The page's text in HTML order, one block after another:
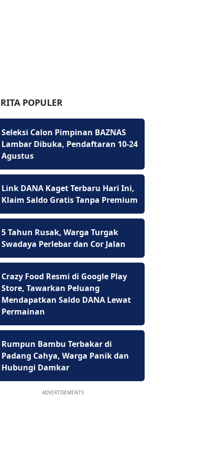
POPULER
Seleksi Calon Pimpinan BAZNAS
Lambar Dibuka, Pendaftaran 10-24
Agustus
Link DANA Kaget Terbaru Hari Ini,
Klaim Saldo Gratis Tanpa Premium
5 Tahun Rusak, Warga Turgak
Swadaya Perlebar dan Cor Jalan
Crazy Food Resmi di Google Play
Store, Tawarkan Peluang
Mendapatkan Saldo DANA Lewat
Permainan
Rumpun Bambu Terbakar di
Padang Cahya, Warga Panik dan
Hubungi Damkar
ADVERTISEMENTS